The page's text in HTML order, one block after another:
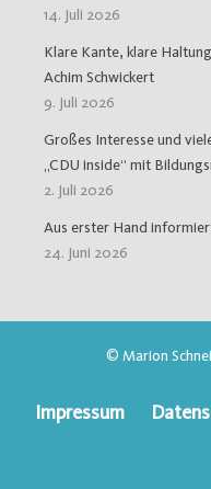
14. Juli 2026
Klare Kante, klare
Achim Schwickert
9. Juli 2026
Großes Interesse und
„CDU inside“ mit
2. Juli 2026
Aus erster Hand
24. Juni 2026
© Marion
Impressum